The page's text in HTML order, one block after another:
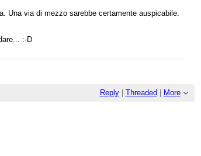
Una via di mezzo sarebbe certamente auspicabile.
:-D
Reply| Threaded More